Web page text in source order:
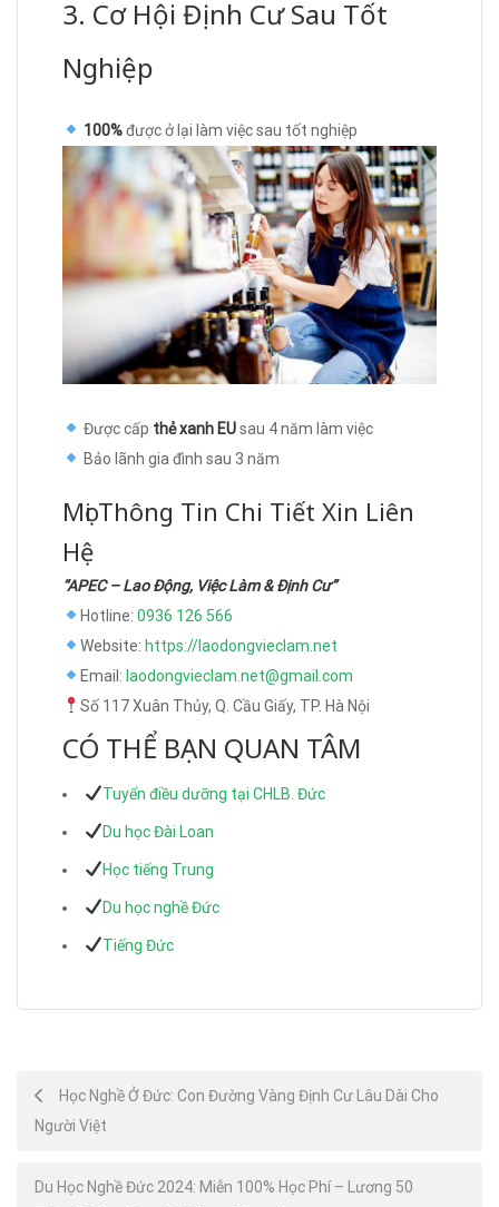
3. Cơ Hội Định Cư Sau Tốt
Nghiệp
100%được ở lại làm việc sau tốt nghiệp
Được cấp thẻ xanh EUsau 4 năm làm việc
Bảo lãnh gia đình sau 3 năm
Mọi Thông Tin Chi Tiết Xin Liên
Hệ
“APEC – Lao Động, Việc Làm & Định Cư”
Hotline: 0936 126 566
Website: https://laodongvieclam.net
Email: laodongvieclam.net@gmail.com
Số 117 Xuân Thủy, Q. Cầu Giấy, TP. Hà Nội
CÓ THỂ BẠN QUAN TÂM
Tuyển điều dưỡng tại CHLB. Đức
Du học Đài Loan
Học tiếng Trung
Du học nghề Đức
Tiếng Đức
Post
navigation
Học Nghề Ở Đức: Con Đường Vàng Định Cư Lâu Dài Cho
Người Việt
Du Học Nghề Đức 2024: Miễn 100% Học Phí – Lương 50